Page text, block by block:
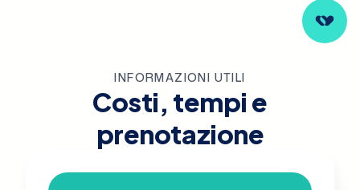
INFORMAZIONI UTILI
Costi, tempi e
prenotazione